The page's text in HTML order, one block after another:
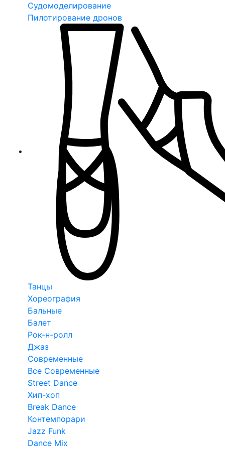
Судомоделирование
Пилотирование дронов
Танцы
Хореография
Бальные
Балет
Рок-н-ролл
Джаз
Современные
Все Современные
Street Dance
Хип-хоп
Break Dance
Контемпорари
Jazz Funk
Dance Mix